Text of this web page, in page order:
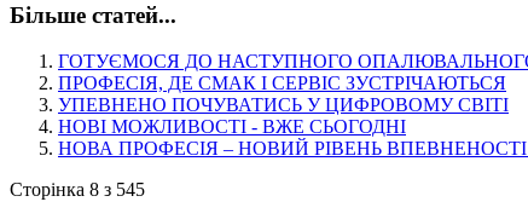
Більше статей...
ГОТУЄМОСЯ ДО НАСТУПНОГО
ПРОФЕСІЯ, ДЕ СМАК І СЕРВІС ЗУСТРІЧАЮТЬСЯ
УПЕВНЕНО ПОЧУВАТИСЬ У ЦИФРОВОМУ СВІТІ
НОВІ МОЖЛИВОСТІ - ВЖЕ СЬОГОДНІ
НОВА ПРОФЕСІЯ – НОВИЙ РІВЕНЬ
Сторінка 8 з 545